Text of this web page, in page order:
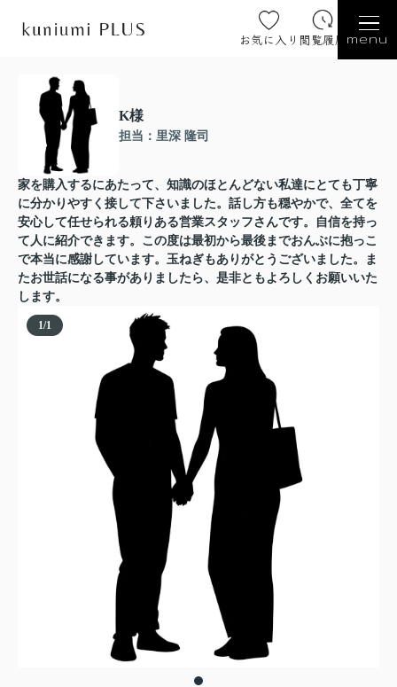
お気に入り 閲覧履歴 menu
K様
担当：里深 隆司
家を購入するにあたって、知識のほとんどない私達にとても丁寧
に分かりやすく接して下さいました。話し方も穏やかで、全てを
安心して任せられる頼りある営業スタッフさんです。自信を持っ
て人に紹介できます。この度は最初から最後までおんぶに抱っこ
で本当に感謝しています。玉ねぎもありがとうございました。ま
たお世話になる事がありましたら、是非ともよろしくお願いいた
します。
1/1